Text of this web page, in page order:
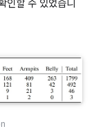
러닝 시 SFR-on
RTE(Run